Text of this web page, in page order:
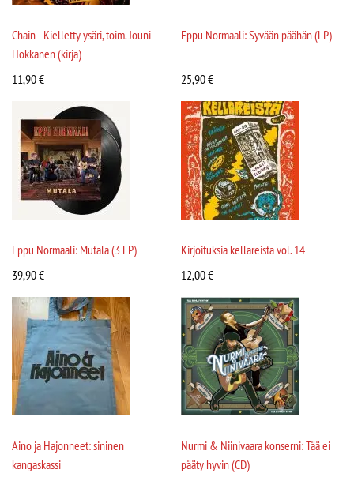
Chain - Kielletty ysäri, toim. Jouni
Hokkanen (kirja)
11,90€
Eppu Normaali: Syvään päähän (LP)
25,90€
Eppu Normaali: Mutala (3 LP)
39,90€
Kirjoituksia kellareista vol. 14
12,00€
Aino ja Hajonneet: sininen
kangaskassi
Nurmi & Niinivaara konserni: Tää ei
pääty hyvin (CD)